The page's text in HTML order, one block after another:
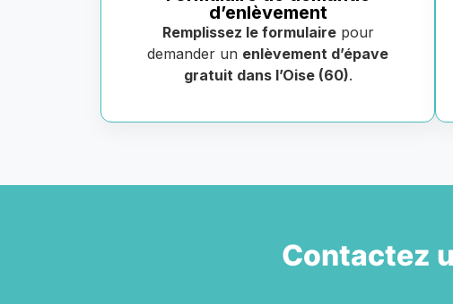
d’enlèvement
Remplissez le formulairepour
demander un enlèvement d’épave
gratuit dans l’Oise (60).
Contactez